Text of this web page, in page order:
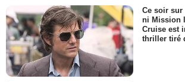
Ce soir sur
ni Mission
Cruise est
thriller tiré